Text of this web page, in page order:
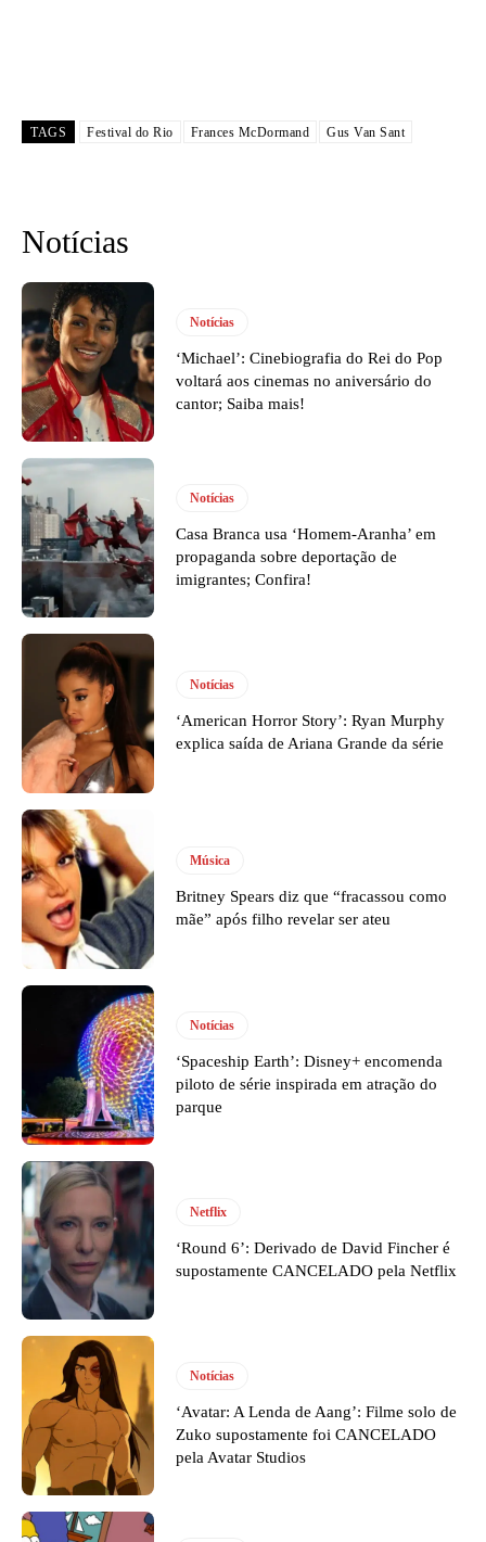
TAGS Festival do Rio Frances McDormand Gus Van Sant
Notícias
Notícias
‘Michael’: Cinebiografia do Rei do Pop
voltará aos cinemas no aniversário do
cantor; Saiba mais!
Notícias
Casa Branca usa ‘Homem-Aranha’ em
propaganda sobre deportação de
imigrantes; Confira!
Notícias
‘American Horror Story’: Ryan Murphy
explica saída de Ariana Grande da série
Música
Britney Spears diz que “fracassou como
mãe” após filho revelar ser ateu
Notícias
‘Spaceship Earth’: Disney+ encomenda
piloto de série inspirada em atração do
parque
Netflix
‘Round 6’: Derivado de David Fincher é
supostamente CANCELADO pela Netflix
Notícias
‘Avatar: A Lenda de Aang’: Filme solo de
Zuko supostamente foi CANCELADO
pela Avatar Studios